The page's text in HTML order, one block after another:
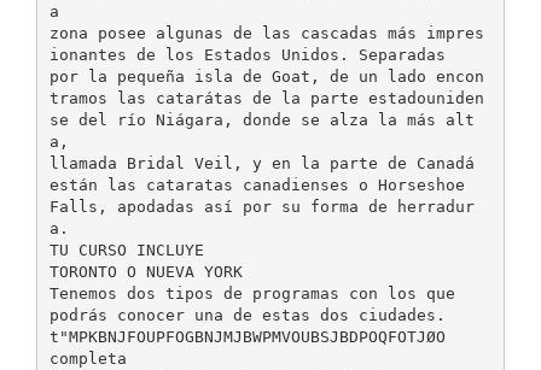
a
zona posee algunas de las cascadas más impres
ionantes de los Estados Unidos. Separadas
por la pequeña isla de Goat, de un lado encon
tramos las catarátas de la parte estadouniden
se del río Niágara, donde se alza la más alt
a,
llamada Bridal Veil, y en la parte de Canadá
están las cataratas canadienses o Horseshoe
Falls, apodadas así por su forma de herradur
a.
TU CURSO INCLUYE
TORONTO O NUEVA YORK
Tenemos dos tipos de programas con los que
podrás conocer una de estas dos ciudades.
t"MPKBNJFOUPFOGBNJMJBWPMVOUBSJBDPOQFOTJØO
completa